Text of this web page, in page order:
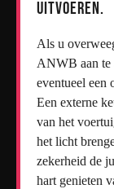
uitvoeren.
Als u
ANWB aan te
eventueel een
Een externe
van het
het licht
zekerheid de
hart genieten